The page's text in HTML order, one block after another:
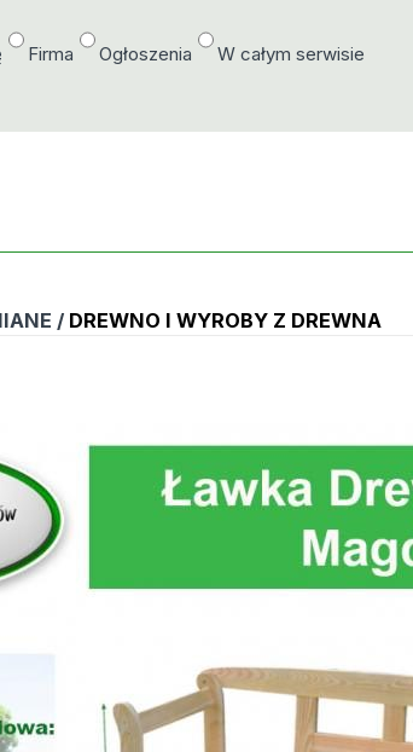
Firma Ogłoszenia W całym serwisie
/ DREWNO I WYROBY Z DREWNA